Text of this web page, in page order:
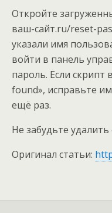
Откройте
ваш-сайт.ru/reset-
указали имя
войти в панель
пароль. Если
found», исправьте
ещё раз.
Не забудьте
Оригинал статьи: